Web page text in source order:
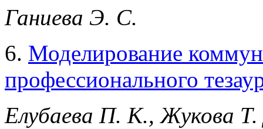
Ганиева Э. С.
6. Моделирование
профессионального
Елубаева П. К., Жукова